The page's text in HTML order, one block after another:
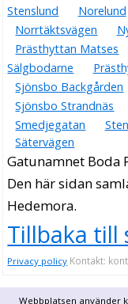
Webbplatsen använder
Stenslund
Norelund
Norrtäktsvägen
Prästhyttan Matses
Sälgbodarne
Sjönsbo Backgården
Sjönsbo Strandnäs
Smedjegatan
Sätervägen
Gatunamnet Boda
Den här sidan
Hedemora.
Tillbaka till
Privacy policy Kontakt: